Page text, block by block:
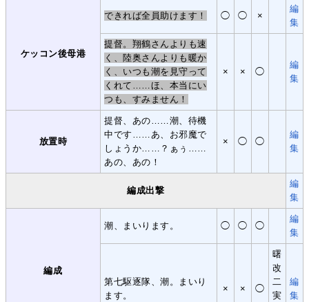
ケッコン後母港
できれば全員助けます！ ◯ ◯ ×
編
集
提督。翔鶴さんよりも速
く、陸奥さんよりも暖か
く、いつも潮を見守って
くれて……ほ、本当にい
つも、すみません！
× × ◯
編
集
放置時
提督、あの……潮、待機
中です……あ、お邪魔で
しょうか……？ぁぅ……
あの、あの！
× ◯ ◯
編
集
編成出撃
編
集
編成
潮、まいります。 ◯ ◯ ◯
編
集
第七駆逐隊、潮。まいり
ます。
× × ◯
曙
改
二
実
編
集